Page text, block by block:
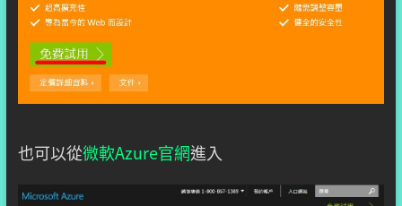
也可以從微軟Azure官網進入